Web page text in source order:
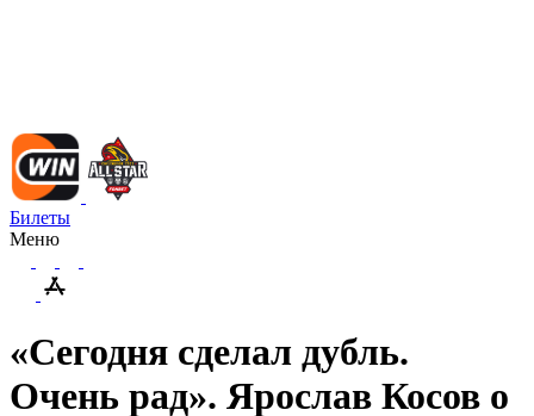
Билеты
Меню
«Сегодня сделал дубль.
Очень рад». Ярослав Косов о